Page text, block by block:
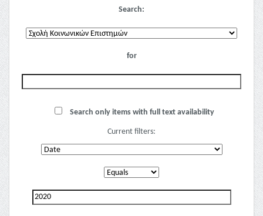
Search:
for
Search only items with full text availability
Current filters: